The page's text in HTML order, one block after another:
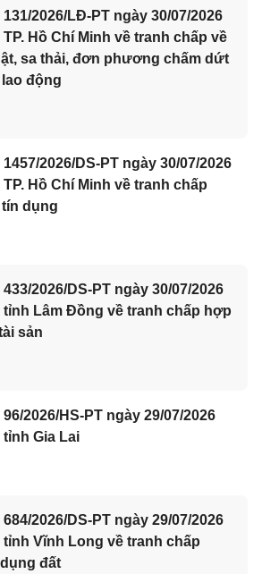
131/2026/LĐ-PT ngày 30/07/2026
Hồ Chí Minh về tranh chấp về
sa thải, đơn phương chấm dứt
động
2026/DS-PT ngày 30/07/2026
Hồ Chí Minh về tranh chấp
dụng
2026/DS-PT ngày 30/07/2026
tỉnh Lâm Đồng về tranh chấp hợp
sản
2026/HS-PT ngày 29/07/2026
tỉnh Gia Lai
2026/DS-PT ngày 29/07/2026
tỉnh Vĩnh Long về tranh chấp
đất